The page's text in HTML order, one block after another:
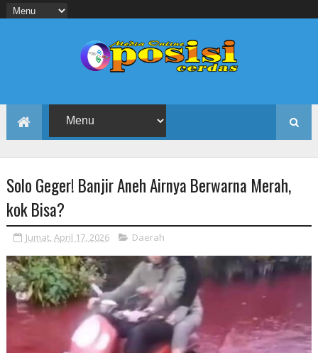
Solo Geger! Banjir Aneh Airnya Berwarna Merah,
kok Bisa?
Jumat, April 17, 2026 Daerah